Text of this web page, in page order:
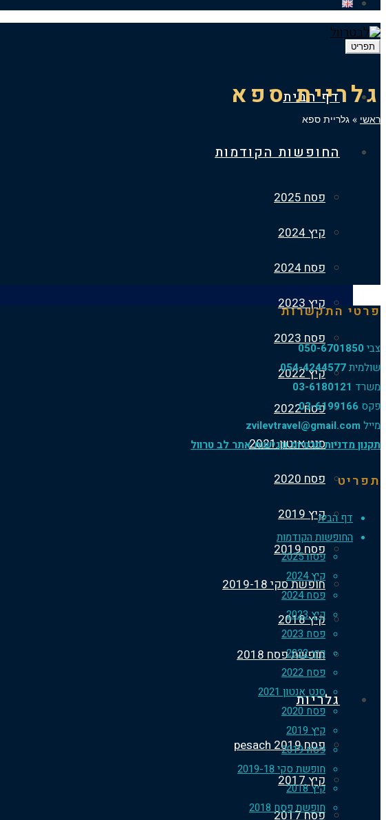
תפריט
דף הבית
החופשות הקודמות
פסח 2025
קיץ 2024
פסח 2024
קיץ 2023
פסח 2023
קיץ 2022
פסח 2022
סנט אנטון 2021
פסח 2020
קיץ 2019
פסח 2019
חופשת סקי 2019-18
קיץ 2018
חופשת פסח 2018
גלריות
פסח 2019 pesach
קיץ 2017
פסח 2017
גלריית ספא
ראשי » גלריית ספא
פרטי התקשרות
צבי 050-6701850
שולמית054-4244577
משרד 03-6180121
פקס 03-6199166
מייל zvilevtravel@gmail.com
תקנון מדניות פרטיות ונגישות אתר לב טרוול
תפריט
דף הבית
החופשות הקודמות
פסח 2025
קיץ 2024
פסח 2024
קיץ 2023
פסח 2023
קיץ 2022
פסח 2022
סנט אנטון 2021
פסח 2020
קיץ 2019
פסח 2019
חופשת סקי 2019-18
קיץ 2018
חופשת פסח 2018